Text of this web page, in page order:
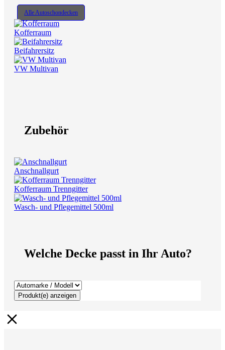
Alle Autoschondecken
Kofferraum
Beifahrersitz
VW Multivan
Zubehör
Anschnallgurt
Kofferraum Trenngitter
Wasch- und Pflegemittel 500ml
Welche Decke passt in Ihr Auto?
Produkt(e) anzeigen